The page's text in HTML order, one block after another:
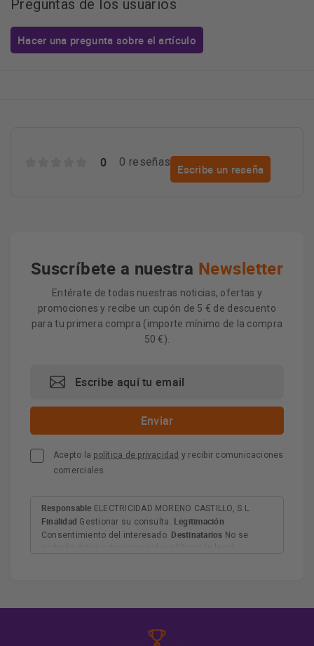
Preguntas de los usuarios
Hacer una pregunta sobre el artículo
0 0 reseñas
Escribe un reseña
Suscríbete a nuestra Newsletter
Entérate de todas nuestras noticias, ofertas y
promociones y recibe un cupón de 5 € de descuento
para tu primera compra (importe mínimo de la compra
50 €).
Acepto la política de privacidad y recibir comunicaciones
comerciales
Responsable ELECTRICIDAD MORENO CASTILLO, S.L.
Finalidad Gestionar su consulta. Legitimación
Consentimiento del interesado. Destinatarios No se